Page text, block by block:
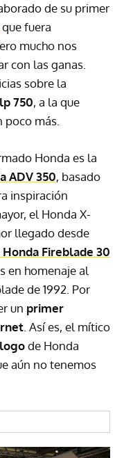
de su primer
que fuera
mucho nos
con las ganas.
sobre la
750, a la que
poco más.
Honda es la
ADV 350, basado
inspiración
el Honda X-
llegado desde
Honda Fireblade 30
en homenaje al
de 1992. Por
un primer
. Así es, el mítico
de Honda
aún no tenemos